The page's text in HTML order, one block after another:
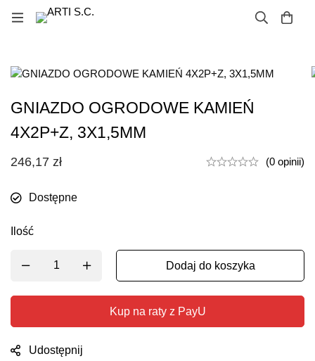
GNIAZDO OGRODOWE KAMIEŃ
4X2P+Z, 3X1,5MM
246,17 zł (0 opinii)
Dostępne
Ilość
Dodaj do koszyka
Kup na raty z PayU
Udostępnij